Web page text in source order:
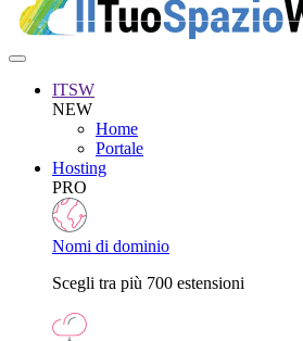
ITSW
NEW
Home
Portale
Hosting
PRO
Nomi di dominio
Scegli tra più 700 estensioni